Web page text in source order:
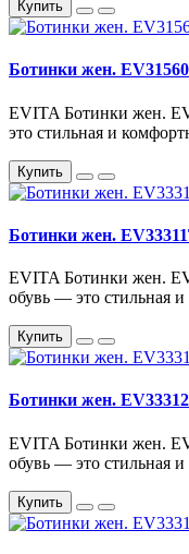
Купить
Ботинки жен.
EVITA Ботинки жен.
это стильная и
Купить
Ботинки жен.
EVITA Ботинки жен.
обувь — это стильная и
Купить
Ботинки жен.
EVITA Ботинки жен.
обувь — это стильная и
Купить